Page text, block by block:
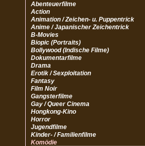
Abenteuerfilme
Action
Animation / Zeichen- u. Puppentrick
Anime / Japanischer Zeichentrick
B-Movies
Biopic (Portraits)
Bollywood (Indische Filme)
Dokumentarfilme
Drama
Erotik / Sexploitation
Fantasy
Film Noir
Gangsterfilme
Gay / Queer Cinema
Hongkong-Kino
Horror
Jugendfilme
Kinder- / Familienfilme
Komödie